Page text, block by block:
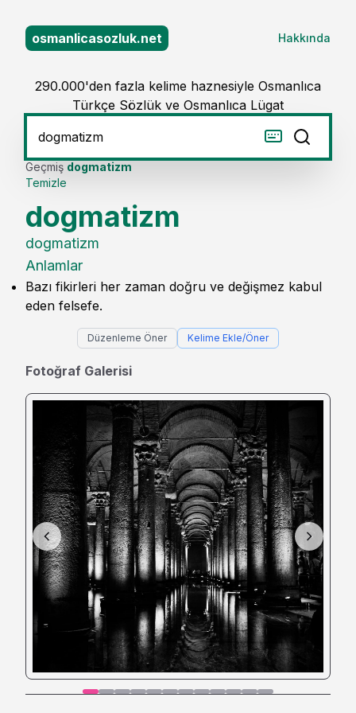
osmanlicasozluk.net Hakkında
290.000'den fazla kelime haznesiyle Osmanlıca
Türkçe Sözlük ve Osmanlıca Lügat
Geçmiş
Temizle
dogmatizm
dogmatizm
dogmatizm
Anlamlar
Bazı fikirleri her zaman doğru ve değişmez kabul
eden felsefe.
Düzenleme Öner Kelime Ekle/Öner
Fotoğraf Galerisi